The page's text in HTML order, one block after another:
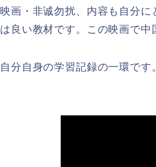
映画・非诚勿扰、内容も自分
は良い教材です。この映画で中
自分自身の学習記録の一環です